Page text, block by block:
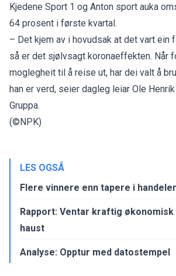
Kjedene Sport 1 og Anton sport auka
64 prosent i første kvartal.
– Det kjem av i hovudsak at det vart ein
så er det sjølvsagt koronaeffekten. Når
moglegheit til å reise ut, har dei valt å
han er verd, seier dagleg leiar Ole
Gruppa.
(©NPK)
LES OGSÅ
Flere vinnere enn tapere i
Rapport: Ventar kraftig økonomisk
haust
Analyse: Opptur med datostempel